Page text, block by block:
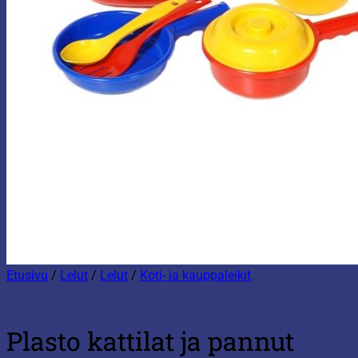
Etusivu / Lelut / Lelut / Koti- ja kauppaleikit
Plasto kattilat ja pannut